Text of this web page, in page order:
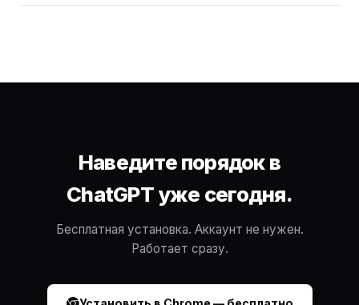
Наведите порядок в
ChatGPT уже сегодня.
Бесплатная установка. Аккаунт не нужен.
Работает сразу.